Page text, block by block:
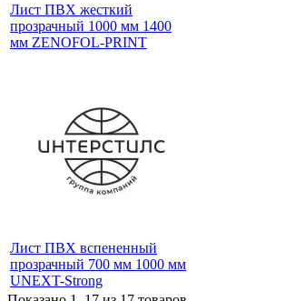
Лист ПВХ жесткий
прозрачный 1000 мм 1400
мм ZENOFOL-PRINT
Лист ПВХ вспененный
прозрачный 700 мм 1000 мм
UNEXT-Strong